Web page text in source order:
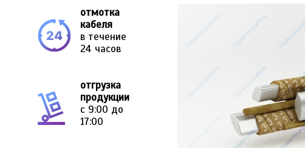
отмотка
кабеля
в течение
24 часов
отгрузка
продукции
с 9:00 до
17:00